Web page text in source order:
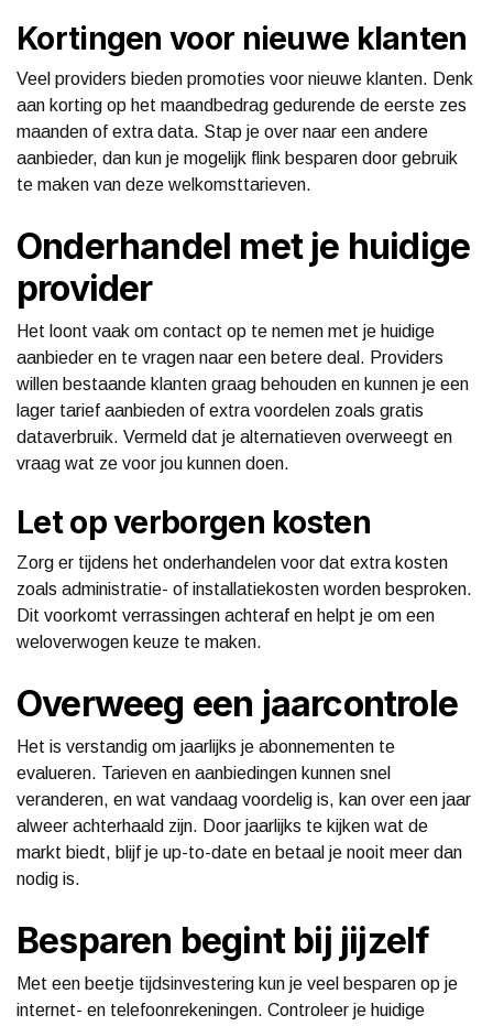
Kortingen voor nieuwe klanten
Veel providers bieden promoties voor nieuwe klanten. Denk
aan korting op het maandbedrag gedurende de eerste zes
maanden of extra data. Stap je over naar een andere
aanbieder, dan kun je mogelijk flink besparen door gebruik
te maken van deze welkomsttarieven.
Onderhandel met je huidige
provider
Het loont vaak om contact op te nemen met je huidige
aanbieder en te vragen naar een betere deal. Providers
willen bestaande klanten graag behouden en kunnen je een
lager tarief aanbieden of extra voordelen zoals gratis
dataverbruik. Vermeld dat je alternatieven overweegt en
vraag wat ze voor jou kunnen doen.
Let op verborgen kosten
Zorg er tijdens het onderhandelen voor dat extra kosten
zoals administratie- of installatiekosten worden besproken.
Dit voorkomt verrassingen achteraf en helpt je om een
weloverwogen keuze te maken.
Overweeg een jaarcontrole
Het is verstandig om jaarlijks je abonnementen te
evalueren. Tarieven en aanbiedingen kunnen snel
veranderen, en wat vandaag voordelig is, kan over een jaar
alweer achterhaald zijn. Door jaarlijks te kijken wat de
markt biedt, blijf je up-to-date en betaal je nooit meer dan
nodig is.
Besparen begint bij jijzelf
Met een beetje tijdsinvestering kun je veel besparen op je
internet- en telefoonrekeningen. Controleer je huidige